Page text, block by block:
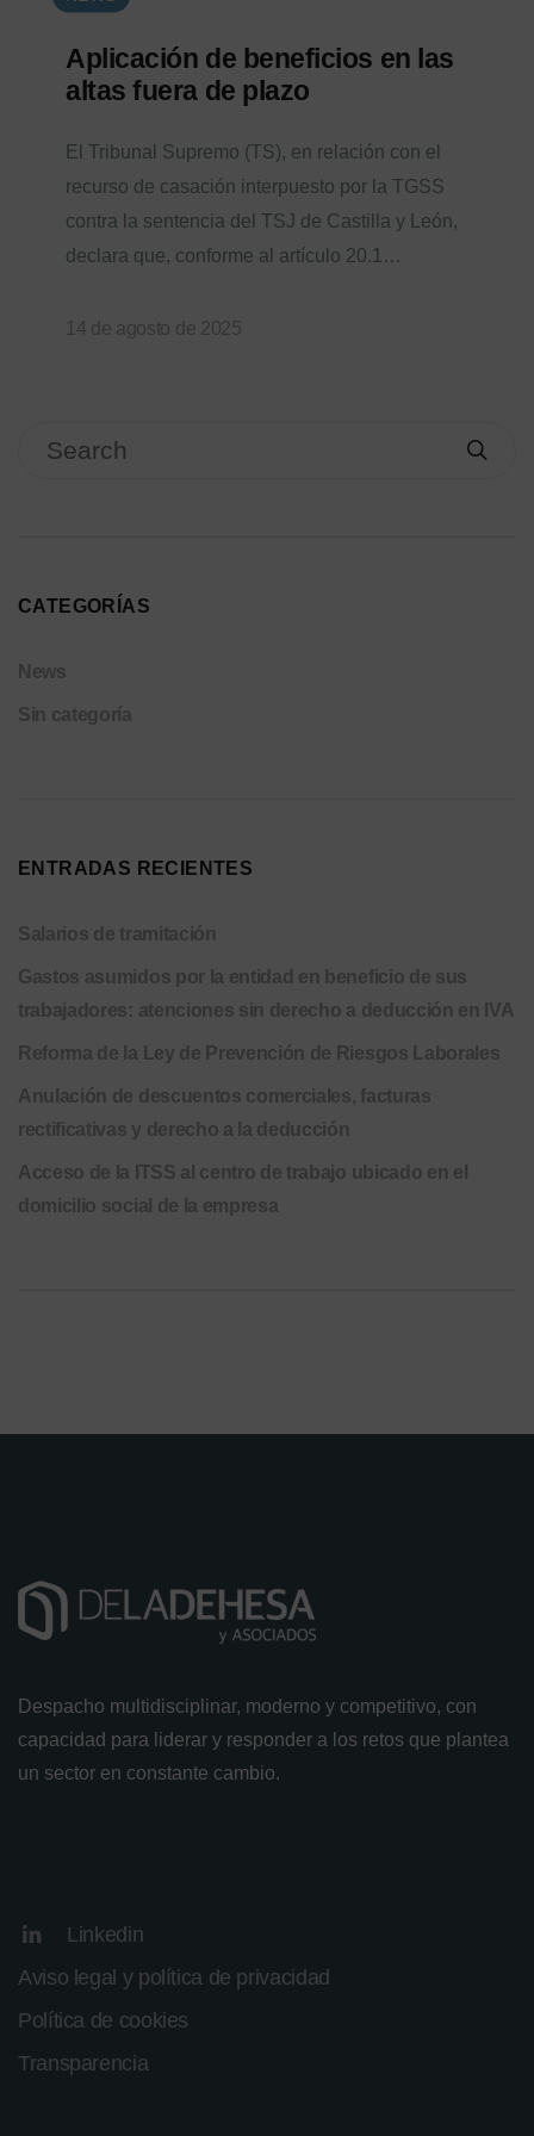
Aplicación de beneficios en las
altas fuera de plazo
El Tribunal Supremo (TS), en relación con el
recurso de casación interpuesto por la TGSS
contra la sentencia del TSJ de Castilla y León,
declara que, conforme al artículo 20.1…
14 de agosto de 2025
CATEGORÍAS
News
Sin categoría
ENTRADAS RECIENTES
Salarios de tramitación
Gastos asumidos por la entidad en beneficio de sus
trabajadores: atenciones sin derecho a deducción en IVA
Reforma de la Ley de Prevención de Riesgos Laborales
Anulación de descuentos comerciales, facturas
rectificativas y derecho a la deducción
Acceso de la ITSS al centro de trabajo ubicado en el
domicilio social de la empresa
Despacho multidisciplinar, moderno y competitivo, con
capacidad para liderar y responder a los retos que plantea
un sector en constante cambio.
Linkedin
Aviso legal y política de privacidad
Política de cookies
Transparencia